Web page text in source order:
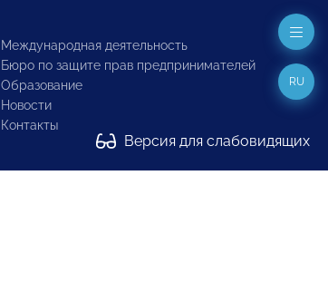
Международная деятельность
Бюро по защите прав предпринимателей
Образование
Новости
Контакты
Версия для слабовидящих
RU